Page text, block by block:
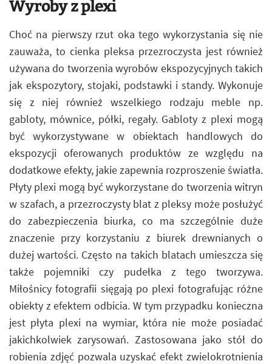
Wyroby z plexi
Choć na pierwszy rzut oka tego wykorzystania się nie
zauważa, to cienka pleksa przezroczysta jest również
używana do tworzenia wyrobów ekspozycyjnych takich
jak ekspozytory, stojaki, podstawki i standy. Wykonuje
się z niej również wszelkiego rodzaju meble np.
gabloty, mównice, półki, regały. Gabloty z plexi mogą
być wykorzystywane w obiektach handlowych do
ekspozycji oferowanych produktów ze względu na
dodatkowe efekty, jakie zapewnia rozproszenie światła.
Płyty plexi mogą być wykorzystane do tworzenia witryn
w szafach, a przezroczysty blat z pleksy może posłużyć
do zabezpieczenia biurka, co ma szczególnie duże
znaczenie przy korzystaniu z biurek drewnianych o
dużej wartości. Często na takich blatach umieszcza się
także pojemniki czy pudełka z tego tworzywa.
Miłośnicy fotografii sięgają po plexi fotografując różne
obiekty z efektem odbicia. W tym przypadku konieczna
jest płyta plexi na wymiar, która nie może posiadać
jakichkolwiek zarysowań. Zastosowana jako stół do
robienia zdjęć pozwala uzyskać efekt zwielokrotnienia